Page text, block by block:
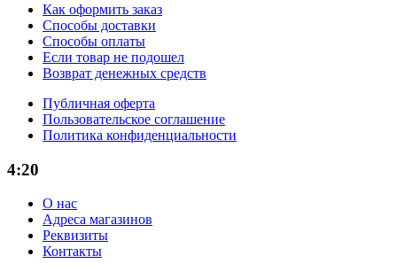
Как оформить заказ
Способы доставки
Способы оплаты
Если товар не подошел
Возврат денежных средств
Публичная оферта
Пользовательское соглашение
Политика конфиденциальности
4:20
О нас
Адреса магазинов
Реквизиты
Контакты